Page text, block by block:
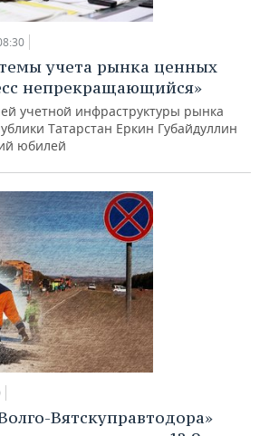
учета рынка ценных
непрекращающийся»
учетной инфраструктуры рынка
Татарстан Еркин Губайдуллин
юбилей
Вятскуправтодора»